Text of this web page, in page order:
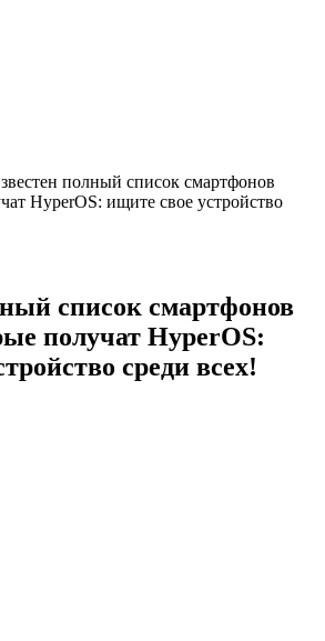
полный список смартфонов
HyperOS: ищите свое устройство
список смартфонов
получат HyperOS:
среди всех!